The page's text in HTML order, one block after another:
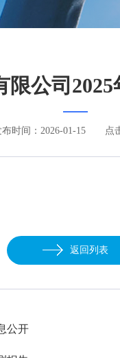
公司
布时间：2026-01-15 点
返回列表
公开